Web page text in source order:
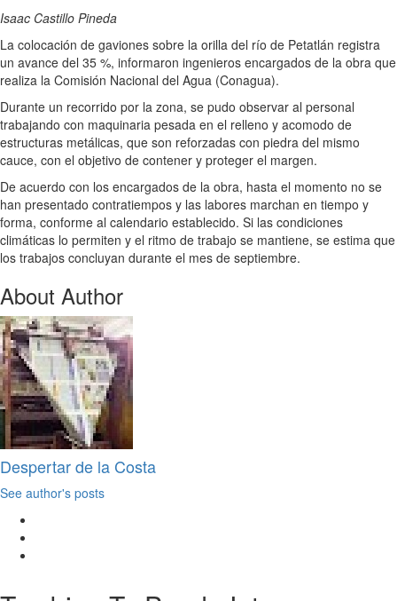
Isaac Castillo Pineda
La colocación de gaviones sobre la orilla del río de Petatlán registra
un avance del 35 %, informaron ingenieros encargados de la obra que
realiza la Comisión Nacional del Agua (Conagua).
Durante un recorrido por la zona, se pudo observar al personal
trabajando con maquinaria pesada en el relleno y acomodo de
estructuras metálicas, que son reforzadas con piedra del mismo
cauce, con el objetivo de contener y proteger el margen.
De acuerdo con los encargados de la obra, hasta el momento no se
han presentado contratiempos y las labores marchan en tiempo y
forma, conforme al calendario establecido. Si las condiciones
climáticas lo permiten y el ritmo de trabajo se mantiene, se estima que
los trabajos concluyan durante el mes de septiembre.
About Author
Despertar de la Costa
See author's posts